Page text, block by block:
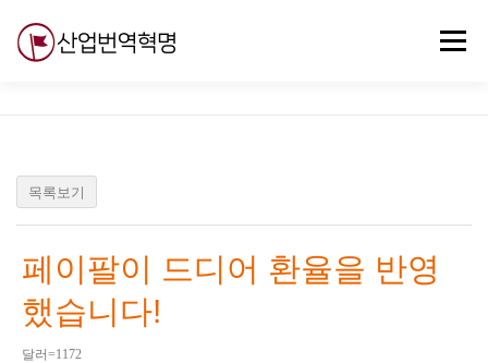
메뉴
목록보기
페이팔이 드디어 환율을 반영
했습니다!
달러=1172